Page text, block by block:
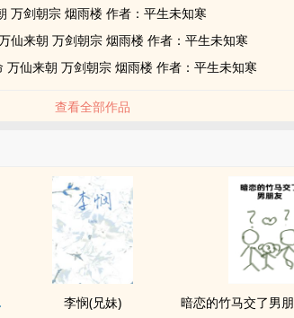
万剑朝宗 烟雨楼 作者：平生未知寒
仙来朝 万剑朝宗 烟雨楼 作者：平生未知寒
万仙来朝 万剑朝宗 烟雨楼 作者：平生未知寒
查看全部作品
？ 李悯(兄妹)